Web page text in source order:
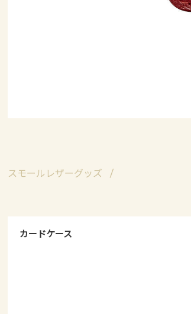
スモールレザーグッズ
カードケース